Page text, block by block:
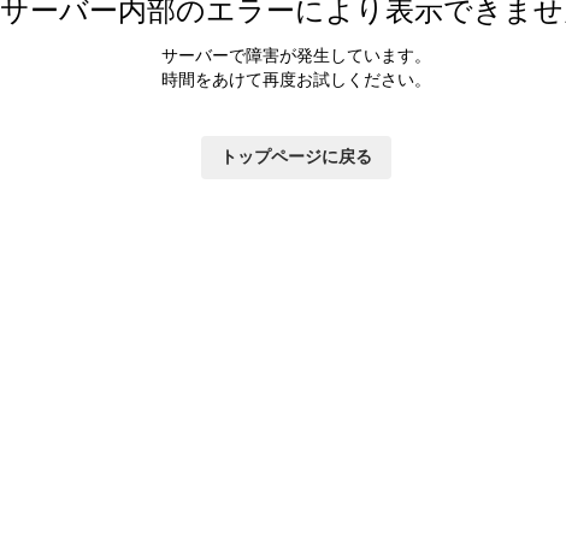
サーバー内部のエラーにより表示できま
サーバーで障害が発生しています。
時間をあけて再度お試しください。
トップページに戻る